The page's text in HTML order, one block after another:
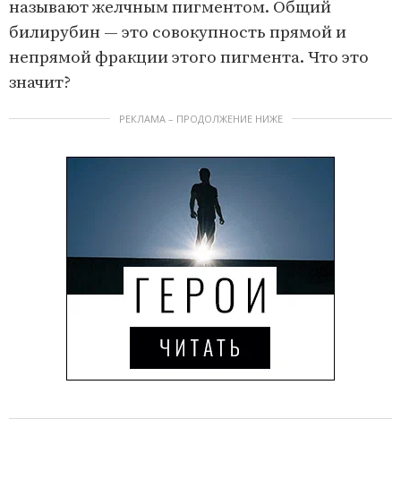
называют желчным пигментом. Общий
билирубин — это совокупность прямой и
непрямой фракции этого пигмента. Что это
значит?
РЕКЛАМА – ПРОДОЛЖЕНИЕ НИЖЕ